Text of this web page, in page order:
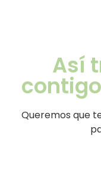
Así
Queremos que